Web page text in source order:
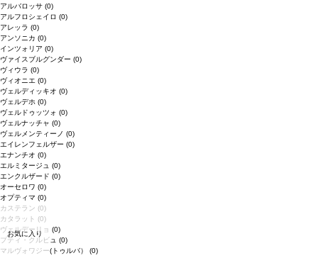
お気に入り
アルバロッサ (0)
アルフロシェイロ (0)
アレッラ (0)
アンソニカ (0)
インツォリア (0)
ヴァイスブルグンダー (0)
ヴィウラ (0)
ヴィオニエ (0)
ヴェルディッキオ (0)
ヴェルデホ (0)
ヴェルドゥッツォ (0)
ヴェルナッチャ (0)
ヴェルメンティーノ (0)
エイレンフェルザー (0)
エナンチオ (0)
エルミタージュ (0)
エンクルザード (0)
オーセロワ (0)
オプティマ (0)
カステラン (0)
カタラット (0)
ヴェルデーリョ (0)
プティ・クルビュ (0)
マルヴォワジー(トゥルバ） (0)